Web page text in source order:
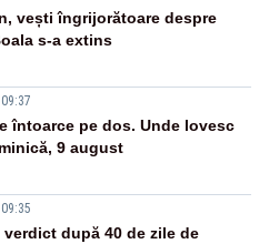
vești îngrijorătoare despre
s-a extins
întoarce pe dos. Unde lovesc
9 august
după 40 de zile de